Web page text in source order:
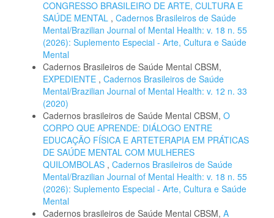
CONGRESSO BRASILEIRO DE ARTE, CULTURA E
SAÚDE MENTAL , Cadernos Brasileiros de Saúde
Mental/Brazilian Journal of Mental Health: v. 18 n. 55
(2026): Suplemento Especial - Arte, Cultura e Saúde
Mental
Cadernos Brasileiros de Saúde Mental CBSM,
EXPEDIENTE , Cadernos Brasileiros de Saúde
Mental/Brazilian Journal of Mental Health: v. 12 n. 33
(2020)
Cadernos brasileiros de Saúde Mental CBSM, O
CORPO QUE APRENDE: DIÁLOGO ENTRE
EDUCAÇÃO FÍSICA E ARTETERAPIA EM PRÁTICAS
DE SAÚDE MENTAL COM MULHERES
QUILOMBOLAS , Cadernos Brasileiros de Saúde
Mental/Brazilian Journal of Mental Health: v. 18 n. 55
(2026): Suplemento Especial - Arte, Cultura e Saúde
Mental
Cadernos brasileiros de Saúde Mental CBSM, A